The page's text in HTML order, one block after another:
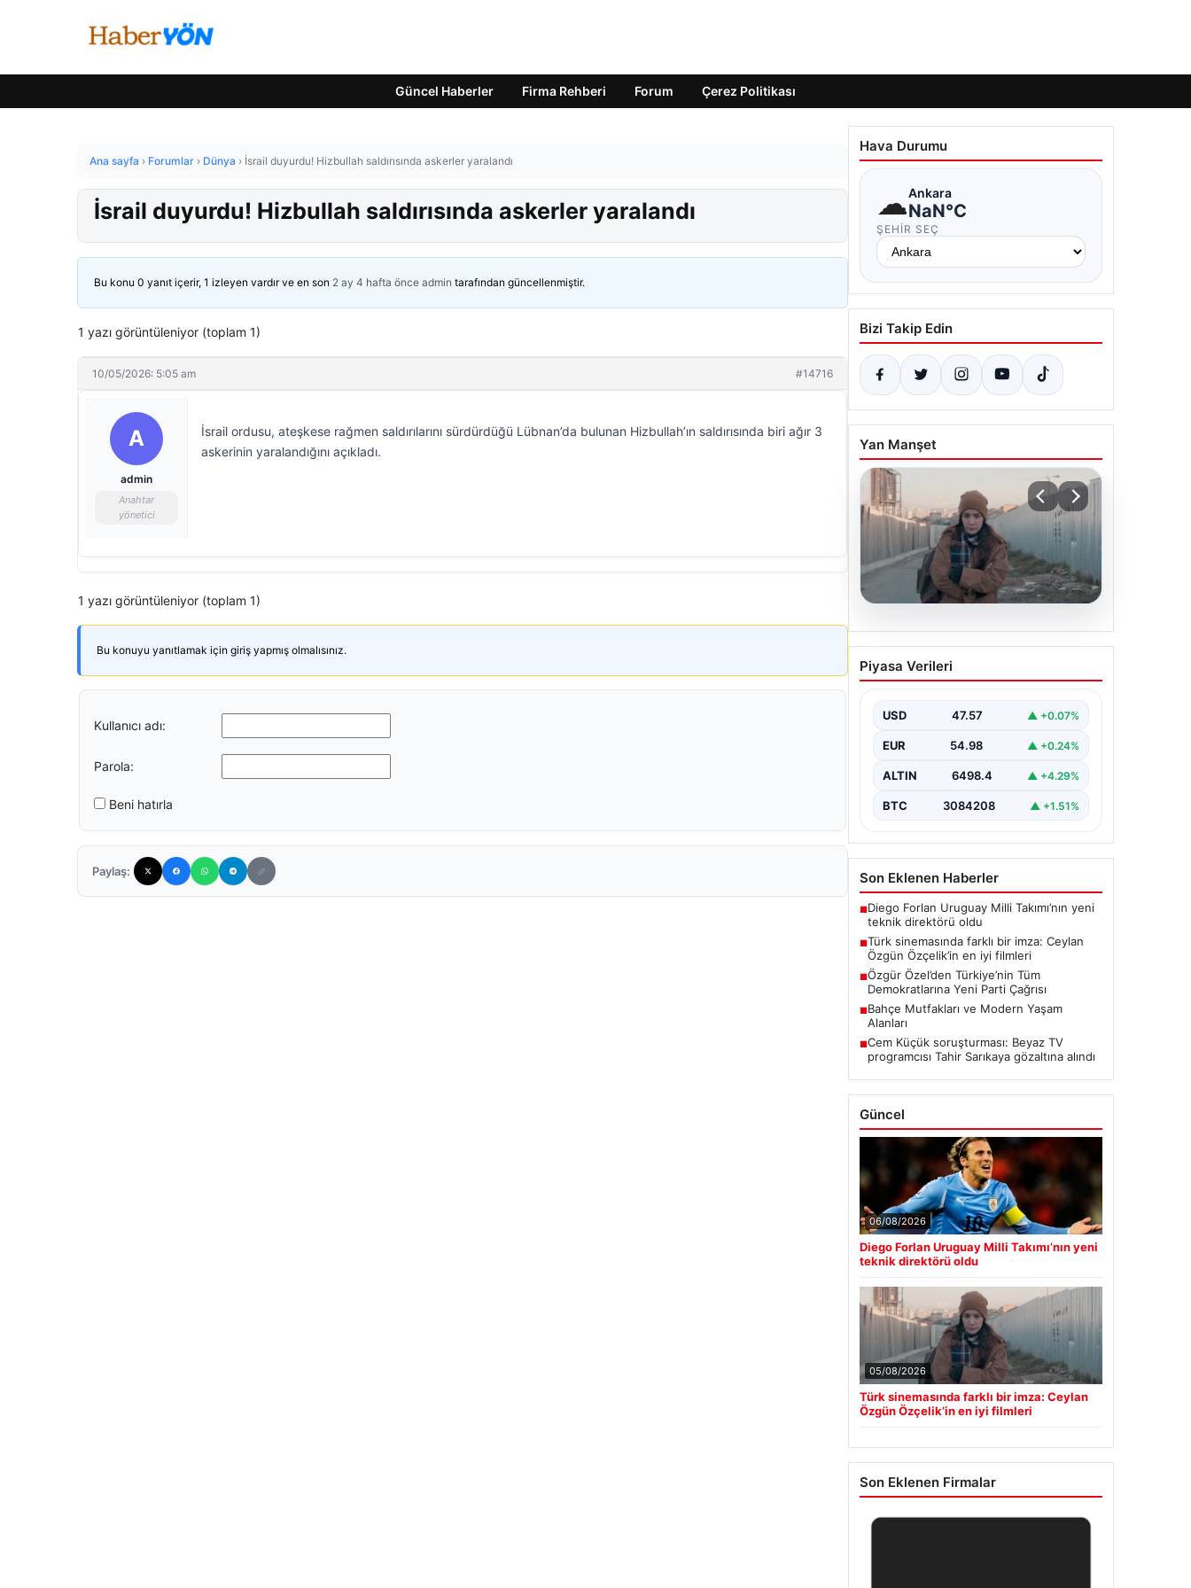
Güncel Haberler Firma Rehberi Forum Çerez Politikası
Ana sayfa › Forumlar › Dünya › İsrail duyurdu! Hizbullah saldırısında askerler yaralandı
İsrail duyurdu! Hizbullah saldırısında askerler yaralandı
Bu konu 0 yanıt içerir, 1 izleyen vardır ve en son 2 ay 4 hafta önce admin tarafından güncellenmiştir.
1 yazı görüntüleniyor (toplam 1)
10/05/2026: 5:05 am #14716
A
admin
Anahtar
yönetici
İsrail ordusu, ateşkese rağmen saldırılarını sürdürdüğü Lübnan’da bulunan Hizbullah’ın saldırısında biri ağır 3
askerinin yaralandığını açıkladı.
1 yazı görüntüleniyor (toplam 1)
Bu konuyu yanıtlamak için giriş yapmış olmalısınız.
Kullanıcı adı:
Parola:
Beni hatırla
Paylaş:
Hava Durumu
☁Ankara
NaN°C
ŞEHIR SEÇ
Bizi Takip Edin
Yan Manşet
05.08.2026
Türk sinemasında farklı bir
imza: Ceylan Özgün
Piyasa Verileri
USD 47.57 ▲ +0.07%
EUR 54.98 ▲ +0.24%
ALTIN 6498.4 ▲ +4.29%
BTC 3084208 ▲ +1.51%
Son Eklenen Haberler
■Diego Forlan Uruguay Milli Takımı’nın yeni
teknik direktörü oldu
■Türk sinemasında farklı bir imza: Ceylan
Özgün Özçelik’in en iyi filmleri
■Özgür Özel’den Türkiye’nin Tüm
Demokratlarına Yeni Parti Çağrısı
■Bahçe Mutfakları ve Modern Yaşam
Alanları
■Cem Küçük soruşturması: Beyaz TV
programcısı Tahir Sarıkaya gözaltına alındı
Güncel
06/08/2026
Diego Forlan Uruguay Milli Takımı’nın yeni
teknik direktörü oldu
05/08/2026
Türk sinemasında farklı bir imza: Ceylan
Özgün Özçelik’in en iyi filmleri
Son Eklenen Firmalar